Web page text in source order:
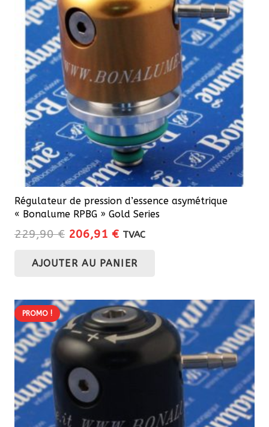
Régulateur de pression d’essence asymétrique
« Bonalume RPBG » Gold Series
229,90€ Le
initial
206,91 €Le
actuel
TVAC
AJOUTER AU PANIER
PROMO !